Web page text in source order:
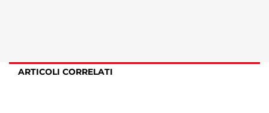
ARTICOLI CORRELATI